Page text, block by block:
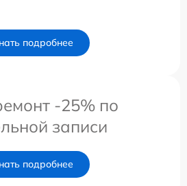
подробнее
-25% по
записи
подробнее